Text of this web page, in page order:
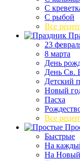
С
С рыбой
Все
23
8 марта
День
День Св.
Детский
Новый
Пасха
Все
Быстрые
На
На Новый